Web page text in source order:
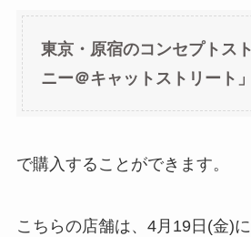
東京・原宿のコンセプトス
ニー＠キャットストリート」
で購入することができます。
こちらの店舗は、4月19日(金)